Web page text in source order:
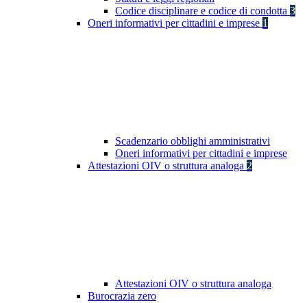
Codice disciplinare e codice di condotta 3
Oneri informativi per cittadini e imprese 1
Scadenzario obblighi amministrativi
Oneri informativi per cittadini e imprese
Attestazioni OIV o struttura analoga 2
Attestazioni OIV o struttura analoga
Burocrazia zero